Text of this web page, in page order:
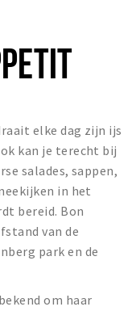
elke dag zijn ijs
kan je terecht bij
salades, sappen,
in het
bereid. Bon
van de
park en de
om haar